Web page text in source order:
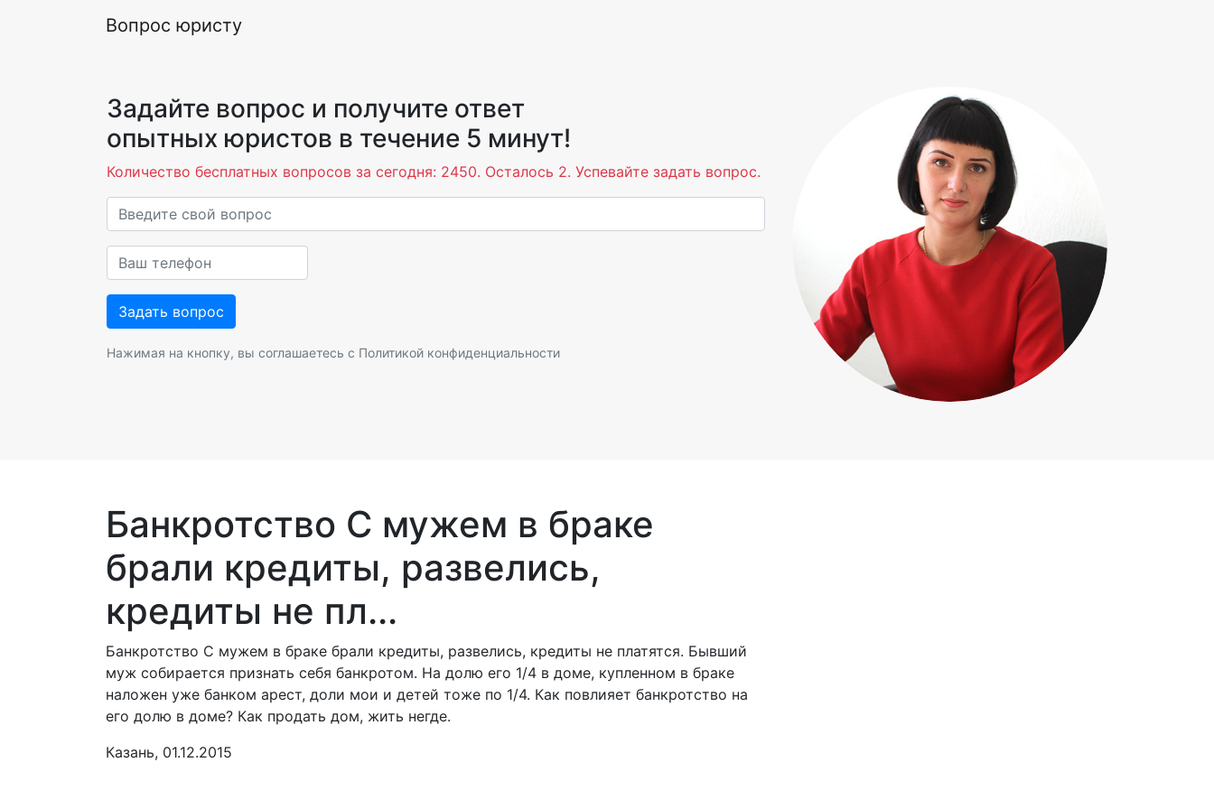
Вопрос юристу
Задайте вопрос и получите ответ
опытных юристов в течение 5 минут!
Количество бесплатных вопросов за сегодня: 2450. Осталось 2. Успевайте задать вопрос.
Нажимая на кнопку, вы соглашаетесь с Политикой конфиденциальности
Банкротство С мужем в браке
брали кредиты, развелись,
кредиты не пл...
Банкротство С мужем в браке брали кредиты, развелись, кредиты не платятся. Бывший
муж собирается признать себя банкротом. На долю его 1/4 в доме, купленном в браке
наложен уже банком арест, доли мои и детей тоже по 1/4. Как повлияет банкротство на
его долю в доме? Как продать дом, жить негде.
Казань, 01.12.2015